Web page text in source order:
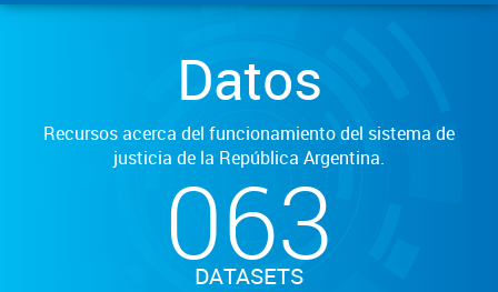
Datos
Recursos acerca del funcionamiento del sistema de
justicia de la República Argentina.
063
DATASETS